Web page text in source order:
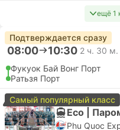
ещё 1
Подтверждается сразу
08:00 10:30 2 ч. 30 м.
Фукуок Бай Вонг Порт
Ратьзя Порт
Самый популярный класс
Eco |
Phu Quoc